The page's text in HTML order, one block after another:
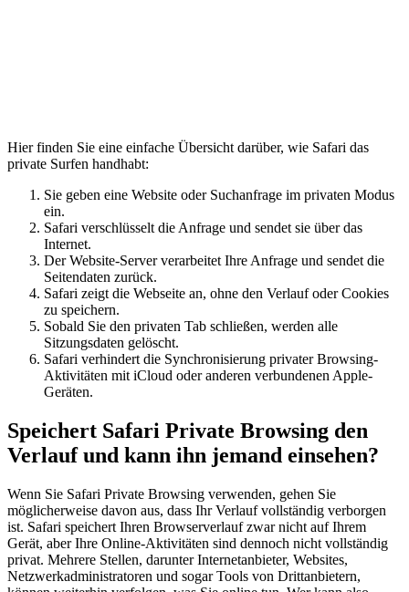
Hier finden Sie eine einfache Übersicht darüber, wie Safari das
private Surfen handhabt:
Sie geben eine Website oder Suchanfrage im privaten Modus
ein.
Safari verschlüsselt die Anfrage und sendet sie über das
Internet.
Der Website-Server verarbeitet Ihre Anfrage und sendet die
Seitendaten zurück.
Safari zeigt die Webseite an, ohne den Verlauf oder Cookies
zu speichern.
Sobald Sie den privaten Tab schließen, werden alle
Sitzungsdaten gelöscht.
Safari verhindert die Synchronisierung privater Browsing-
Aktivitäten mit iCloud oder anderen verbundenen Apple-
Geräten.
Speichert Safari Private Browsing den
Verlauf und kann ihn jemand einsehen?
Wenn Sie Safari Private Browsing verwenden, gehen Sie
möglicherweise davon aus, dass Ihr Verlauf vollständig verborgen
ist. Safari speichert Ihren Browserverlauf zwar nicht auf Ihrem
Gerät, aber Ihre Online-Aktivitäten sind dennoch nicht vollständig
privat. Mehrere Stellen, darunter Internetanbieter, Websites,
Netzwerkadministratoren und sogar Tools von Drittanbietern,